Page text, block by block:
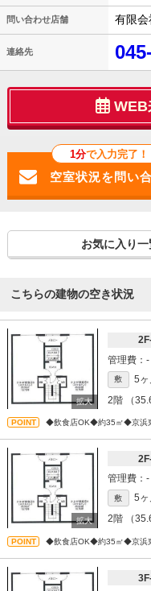
問い合わせ店舗 有限会
連絡先
WEB
1分で入力完了！
お気に入り
こちらの建物の空き状況
-
敷 5ヶ
2階
（
◆飲食店OK◆約35㎡◆京浜
-
敷 5ヶ
2階
（
◆飲食店OK◆約35㎡◆京浜